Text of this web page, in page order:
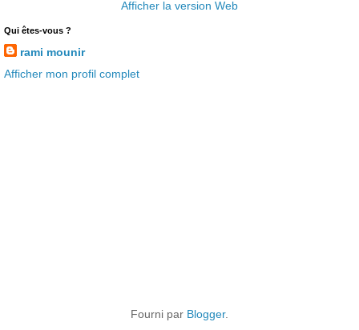
Afficher la version Web
Qui êtes-vous ?
rami mounir
Afficher mon profil complet
Fourni par Blogger.